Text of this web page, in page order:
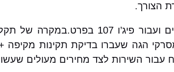
הצורך.
בקארטרוניק מאגר עצום של מסרקי הגה עבור כל
הגה שעברו בדיקת תקינות מקיפה
עבור השירות לצד מחירים מעולים